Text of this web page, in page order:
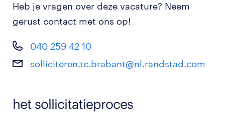
Heb je vragen over deze vacature? Neem
gerust contact met ons op!
040 259 42 10
solliciteren.tc.brabant@nl.randstad.com
het sollicitatieproces